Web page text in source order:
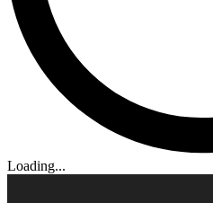
Loading...